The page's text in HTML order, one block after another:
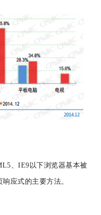
、IE9以下浏览器基本被
应式的主要方法。